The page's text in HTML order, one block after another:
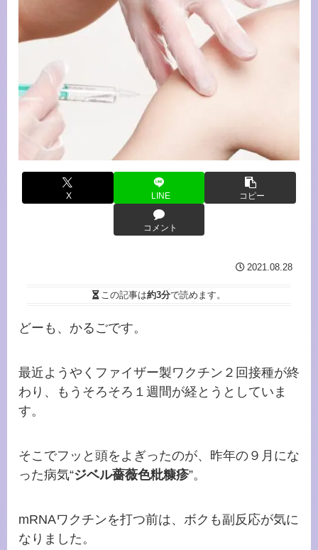
X LINE コピー
コメント
2021.08.28
この記事は約3分で読めます。
どーも、かるごです。
最近ようやくファイザー製ワクチン２回接種が終
わり、もうそろそろ１週間が経とうとしていま
す。
そこでフッと頭をよぎったのが、昨年の９月にな
った病気“ジベル薔薇色粃糠疹”。
mRNAワクチンを打つ前は、ボクも副反応が気に
なりました。